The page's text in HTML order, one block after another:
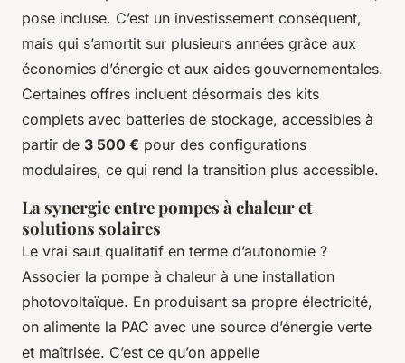
pose incluse. C’est un investissement conséquent,
mais qui s’amortit sur plusieurs années grâce aux
économies d’énergie et aux aides gouvernementales.
Certaines offres incluent désormais des kits
complets avec batteries de stockage, accessibles à
partir de 3 500 € pour des configurations
modulaires, ce qui rend la transition plus accessible.
La synergie entre pompes à chaleur et
solutions solaires
Le vrai saut qualitatif en terme d’autonomie ?
Associer la pompe à chaleur à une installation
photovoltaïque. En produisant sa propre électricité,
on alimente la PAC avec une source d’énergie verte
et maîtrisée. C’est ce qu’on appelle